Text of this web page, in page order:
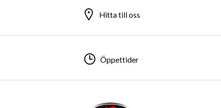
Hitta till oss
Öppettider